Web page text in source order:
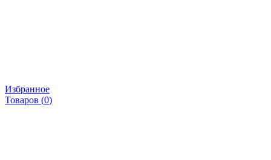
Избранное
Товаров (0)